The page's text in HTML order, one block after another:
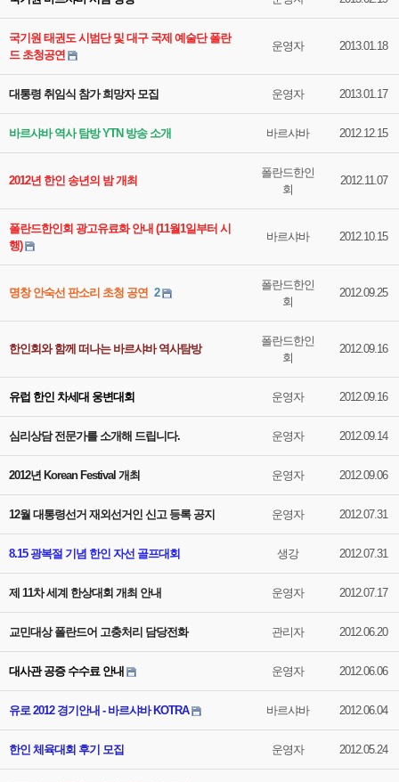
국기원 태권도 시범단 및 대구 국제 예술단 폴란
드 초청공연
운영자 2013.01.18
대통령 취임식 참가 희망자 모집 운영자 2013.01.17
바르샤바 역사 탐방 YTN 방송 소개 바르샤바 2012.12.15
2012년 한인 송년의 밤 개최
폴란드한인
회
2012.11.07
폴란드한인회 광고유료화 안내 (11월1일부터 시
행)
바르샤바 2012.10.15
명창 안숙선 판소리 초청 공연 2
폴란드한인
회
2012.09.25
한인회와 함께 떠나는 바르샤바 역사탐방
폴란드한인
회
2012.09.16
유럽 한인 차세대 웅변대회 운영자 2012.09.16
심리상담 전문가를 소개해 드립니다. 운영자 2012.09.14
2012년 Korean Festival 개최 운영자 2012.09.06
12월 대통령선거 재외선거인 신고 등록 공지 운영자 2012.07.31
8.15 광복절 기념 한인 자선 골프대회 생강 2012.07.31
제 11차 세계 한상대회 개최 안내 운영자 2012.07.17
교민대상 폴란드어 고충처리 담당전화 관리자 2012.06.20
대사관 공증 수수료 안내 운영자 2012.06.06
유로 2012 경기안내 - 바르샤바 KOTRA 바르샤바 2012.06.04
한인 체육대회 후기 모집 운영자 2012.05.24